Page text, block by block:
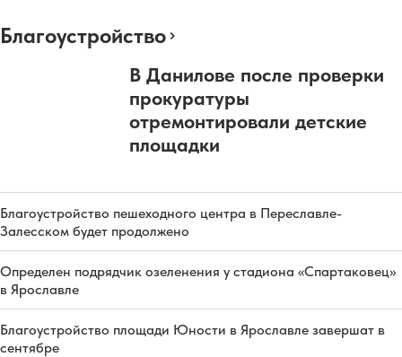
Благоустройство
В Данилове после проверки
прокуратуры
отремонтировали детские
площадки
Благоустройство пешеходного центра в Переславле-
Залесском будет продолжено
Определен подрядчик озеленения у стадиона «Спартаковец»
в Ярославле
Благоустройство площади Юности в Ярославле завершат в
сентябре